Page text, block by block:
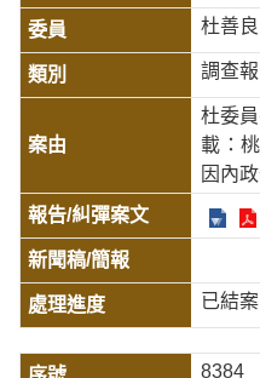
杜善
調查
杜委
載：
因內
已結案
8384